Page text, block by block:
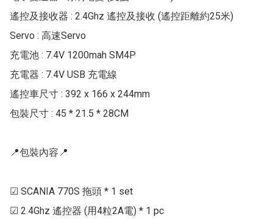
遙控及接收器 : 2.4Ghz 遙控及接收 (遙控距離約25米)
Servo : 高速Servo
充電池 : 7.4V 1200mah SM4P
充電器 : 7.4V USB 充電線
遙控車尺寸 : 392 x 166 x 244mm
包裝尺寸 : 45 * 21.5 * 28CM
📍包裝內容📍
☑ SCANIA 770S 拖頭 * 1 set
☑ 2.4Ghz 遙控器 (用4粒2A電) * 1 pc